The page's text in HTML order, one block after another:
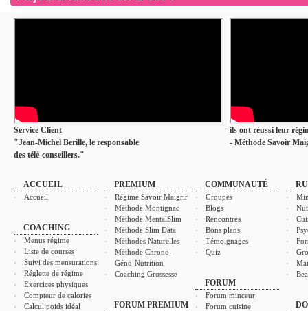
Service Client
"Jean-Michel Berille, le responsable
des télé-conseillers."
ils ont réussi leur
- Méthode Savoir
ACCUEIL
Accueil
COACHING
Menus régime
Liste de courses
Suivi des mensurations
Réglette de régime
Exercices physiques
Compteur de calories
Calcul poids idéal
PREMIUM
Régime Savoir Maigrir
Méthode Montignac
Méthode MentalSlim
Méthode Slim Data
Méthodes Naturelles
Méthode Chrono-
Géno-Nutrition
Coaching Grossesse
FORUM PREMIUM
COMMUNAUTÉ
Groupes
Blogs
Rencontres
Bons plans
Témoignages
Quiz
FORUM
Forum minceur
Forum cuisine